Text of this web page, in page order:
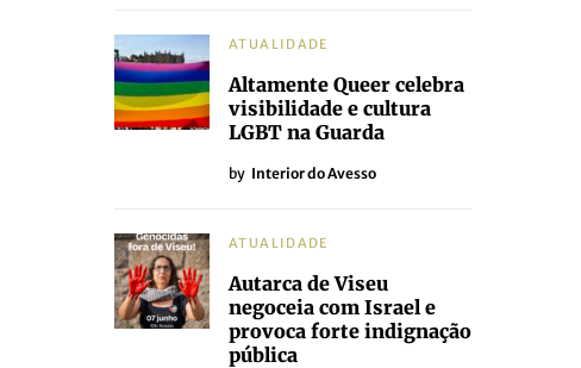
ATUALIDADE
Altamente Queer celebra
visibilidade e cultura
LGBT na Guarda
by Interior do Avesso
ATUALIDADE
Autarca de Viseu
negoceia com Israel e
provoca forte indignação
pública